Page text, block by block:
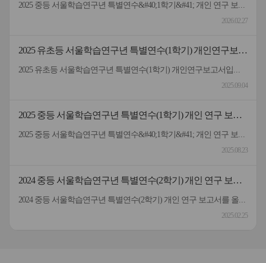
2025 중등 서울학습연구년 특별연수&#40;1학기&#41; 개인 연구 보고서입니다.
2026.02.27
2025 유초등 서울학습연구년 특별연수(1학기) 개인연구보고
2025 유초등 서울학습연구년 특별연수(1학기) 개인연구보고서입니다.
2025.09.04
2025 중등 서울학습연구년 특별연수(1학기) 개인 연구 보고
2025 중등 서울학습연구년 특별연수&#40;1학기&#41; 개인 연구 보고서입니다.
2025.08.23
2024 중등 서울학습연구년 특별연수(2학기) 개인 연구 보고
2024 중등 서울학습연구년 특별연수(2학기) 개인 연구 보고서를 올려드립니다.
2025.02.25